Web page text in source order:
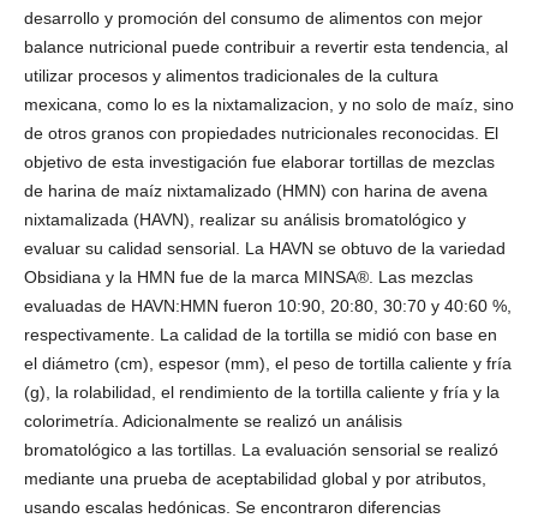
desarrollo y promoción del consumo de alimentos con mejor
balance nutricional puede contribuir a revertir esta tendencia, al
utilizar procesos y alimentos tradicionales de la cultura
mexicana, como lo es la nixtamalizacion, y no solo de maíz, sino
de otros granos con propiedades nutricionales reconocidas. El
objetivo de esta investigación fue elaborar tortillas de mezclas
de harina de maíz nixtamalizado (HMN) con harina de avena
nixtamalizada (HAVN), realizar su análisis bromatológico y
evaluar su calidad sensorial. La HAVN se obtuvo de la variedad
Obsidiana y la HMN fue de la marca MINSA®. Las mezclas
evaluadas de HAVN:HMN fueron 10:90, 20:80, 30:70 y 40:60 %,
respectivamente. La calidad de la tortilla se midió con base en
el diámetro (cm), espesor (mm), el peso de tortilla caliente y fría
(g), la rolabilidad, el rendimiento de la tortilla caliente y fría y la
colorimetría. Adicionalmente se realizó un análisis
bromatológico a las tortillas. La evaluación sensorial se realizó
mediante una prueba de aceptabilidad global y por atributos,
usando escalas hedónicas. Se encontraron diferencias